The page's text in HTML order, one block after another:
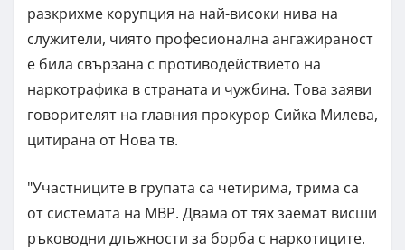
разкрихме корупция на най-високи нива на
служители, чиято професионална ангажираност
е била свързана с противодействието на
наркотрафика в страната и чужбина. Това заяви
говорителят на главния прокурор Сийка Милева,
цитирана от Нова тв.
"Участниците в групата са четирима, трима са
от системата на МВР. Двама от тях заемат висши
ръководни длъжности за борба с наркотиците.